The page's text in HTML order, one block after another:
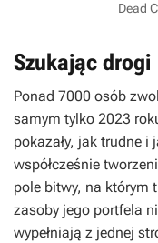
Dead
Szukając drogi
Ponad 7000 osób
samym tylko 2023
pokazały, jak trudne
współcześnie
pole bitwy, na którym
zasoby jego portfela
wypełniają z jednej